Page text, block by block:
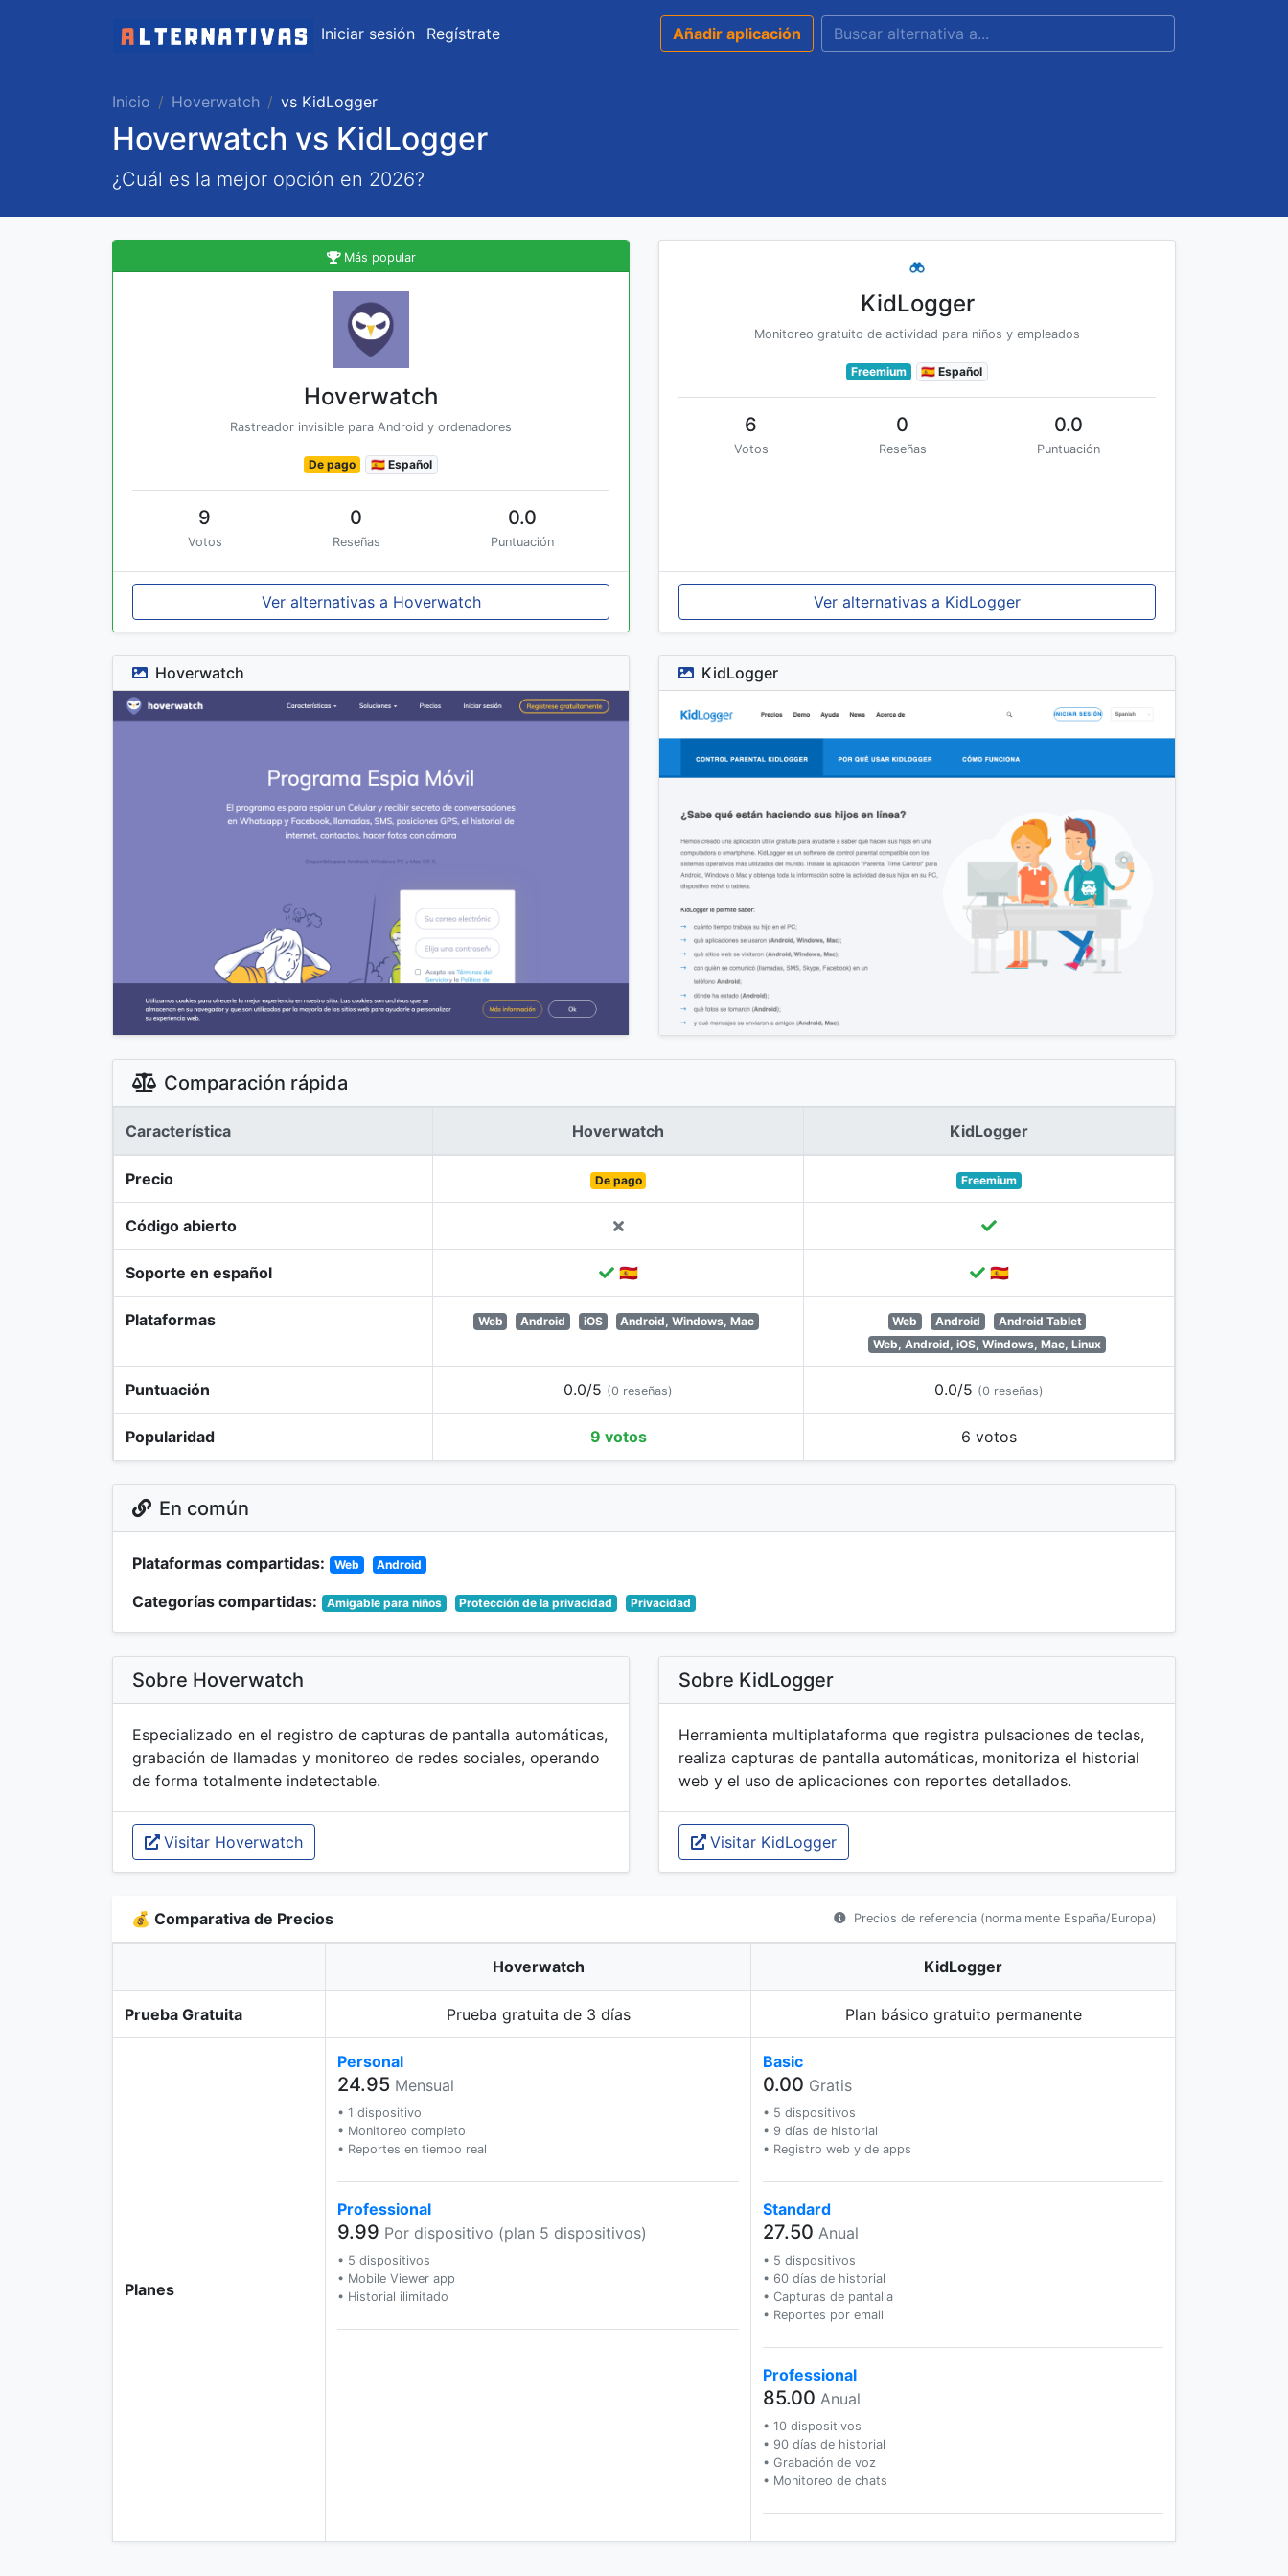
Iniciar sesión Regístrate Añadir aplicación
Inicio Hoverwatch vs KidLogger
Hoverwatch vs KidLogger
¿Cuál es la mejor opción en 2026?
Más popular
Hoverwatch
Rastreador invisible para Android y ordenadores
De pago 🇪🇸 Español
9
Votos
0
Reseñas
0.0
Puntuación
Ver alternativas a Hoverwatch
KidLogger
Monitoreo gratuito de actividad para niños y empleados
Freemium 🇪🇸 Español
6
Votos
0
Reseñas
0.0
Puntuación
Ver alternativas a KidLogger
Hoverwatch KidLogger
Comparación rápida
Característica Hoverwatch KidLogger
Precio De pago Freemium
Código abierto
Soporte en español 🇪🇸 🇪🇸
Plataformas Web Android iOS Android, Windows, Mac Web Android
Android Tablet
Web, Android, iOS, Windows, Mac, Linux
Puntuación 0.0/5 (0 reseñas) 0.0/5 (0 reseñas)
Popularidad 9 votos 6 votos
En común
Plataformas compartidas: Web Android
Categorías compartidas: Amigable para niños Protección de la privacidad Privacidad
Sobre Hoverwatch
Especializado en el registro de capturas de pantalla automáticas,
grabación de llamadas y monitoreo de redes sociales, operando
de forma totalmente indetectable.
Visitar Hoverwatch
Sobre KidLogger
Herramienta multiplataforma que registra pulsaciones de teclas,
realiza capturas de pantalla automáticas, monitoriza el historial
web y el uso de aplicaciones con reportes detallados.
Visitar KidLogger
💰 Comparativa de Precios Precios de referencia (normalmente España/Europa)
Hoverwatch KidLogger
Prueba Gratuita Prueba gratuita de 3 días Plan básico gratuito permanente
Planes
Personal
24.95 Mensual
• 1 dispositivo
• Monitoreo completo
• Reportes en tiempo real
Professional
9.99 Por dispositivo (plan 5 dispositivos)
• 5 dispositivos
• Mobile Viewer app
• Historial ilimitado
Basic
0.00 Gratis
• 5 dispositivos
• 9 días de historial
• Registro web y de apps
Standard
27.50 Anual
• 5 dispositivos
• 60 días de historial
• Capturas de pantalla
• Reportes por email
Professional
85.00 Anual
• 10 dispositivos
• 90 días de historial
• Grabación de voz
• Monitoreo de chats